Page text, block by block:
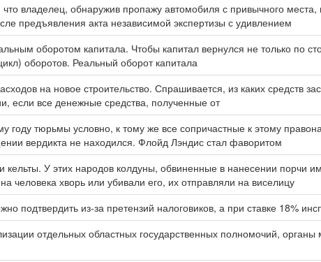
владелец, обнаружив пропажу автомобиля с привычного
предъявления акта независимой экспертизы с удивлением
оборотом капитала. Чтобы капитал вернулся не только по
оборотов. Реальный оборот капитала
на новое строительство. Спрашивается, из каких средств
если все денежные средства, полученные от
году тюрьмы условно, к тому же все сопричастные к этому
вердикта не находился. Флойд Лэндис стал фаворитом
кельты. У этих народов колдуны, обвиненные в нанесении порчи
человека хворь или убивали его, их отправляли на виселицу
подтвердить из-за претензий налоговиков, а при ставке 18%
отдельных областных государственных полномочий, органы